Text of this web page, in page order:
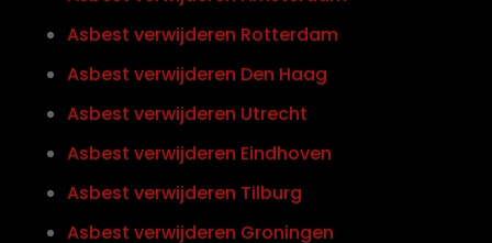
Asbest verwijderen Rotterdam
Asbest verwijderen Den Haag
Asbest verwijderen Utrecht
Asbest verwijderen Eindhoven
Asbest verwijderen Tilburg
Asbest verwijderen Groningen